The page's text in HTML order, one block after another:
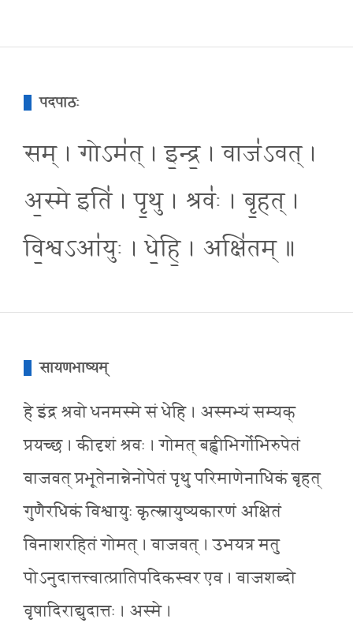
पदपाठः
सम् । गोऽम॑त् । इ॒न्द्र॒ । वाज॑ऽवत् ।
अ॒स्मे इति॑ । पृ॒थु । श्रवः॑ । बृ॒हत् ।
वि॒श्वऽआ॑युः । धे॒हि॒ । अक्षि॑तम् ॥
सायणभाष्यम्
हे इंद्र श्रवो धनमस्मे सं धेहि । अस्मभ्यं सम्यक्
प्रयच्छ । कीदृशं श्रवः । गोमत् बह्वीभिर्गोभिरुपेतं
वाजवत् प्रभूतेनान्नेनोपेतं पृथु परिमाणेनाधिकं बृहत्
गुणैरधिकं विश्वायुः कृत्स्नायुष्यकारणं अक्षितं
विनाशरहितं गोमत् । वाजवत् । उभयत्र मतु
पोऽनुदात्तत्त्वात्प्रातिपदिकस्वर एव । वाजशब्दो
वृषादिराद्युदात्तः । अस्मे ।